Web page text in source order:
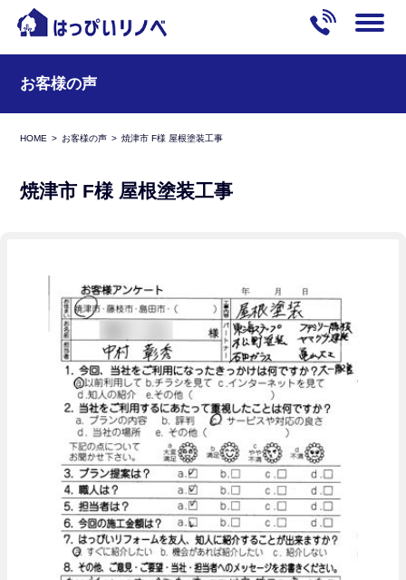
お客様の声
HOME お客様の声 焼津市 F様 屋根塗装工事
焼津市 F様 屋根塗装工事